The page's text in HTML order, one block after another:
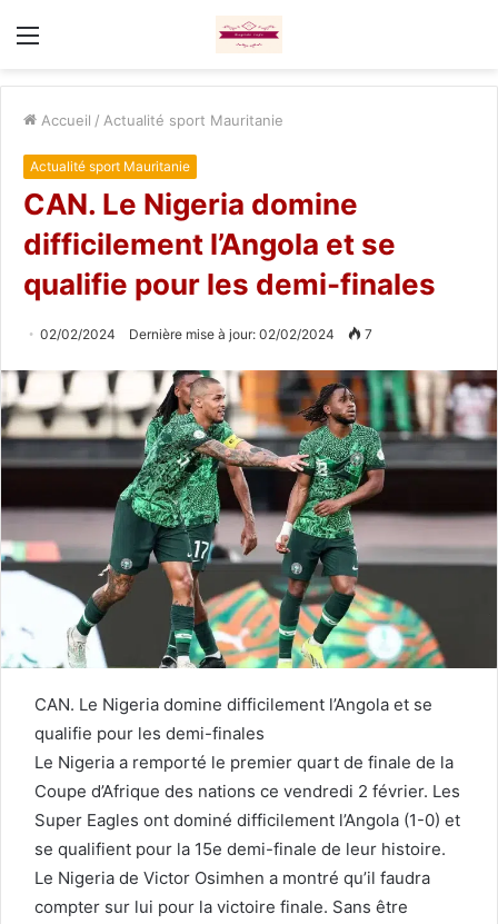
Menu
Accueil / Actualité sport Mauritanie
Actualité sport Mauritanie
CAN. Le Nigeria domine
difficilement l’Angola et se
qualifie pour les demi-finales
02/02/2024 Dernière mise à jour: 02/02/2024 7
CAN. Le Nigeria domine difficilement l’Angola et se
qualifie pour les demi-finales
Le Nigeria a remporté le premier quart de finale de la
Coupe d’Afrique des nations ce vendredi 2 février. Les
Super Eagles ont dominé difficilement l’Angola (1-0) et
se qualifient pour la 15e demi-finale de leur histoire.
Le Nigeria de Victor Osimhen a montré qu’il faudra
compter sur lui pour la victoire finale. Sans être